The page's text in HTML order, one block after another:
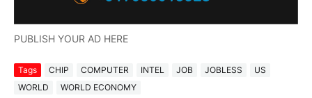
PUBLISH YOUR AD HERE
Tags CHIP COMPUTER INTEL JOB JOBLESS
US
WORLD
WORLD ECONOMY